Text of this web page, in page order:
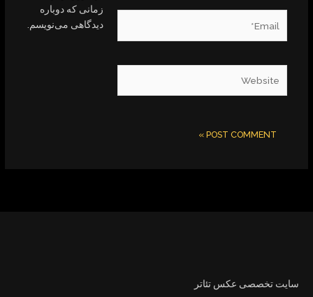
زمانی که دوباره
دیدگاهی می‌نویسم.
سایت تخصصی عکس تئاتر